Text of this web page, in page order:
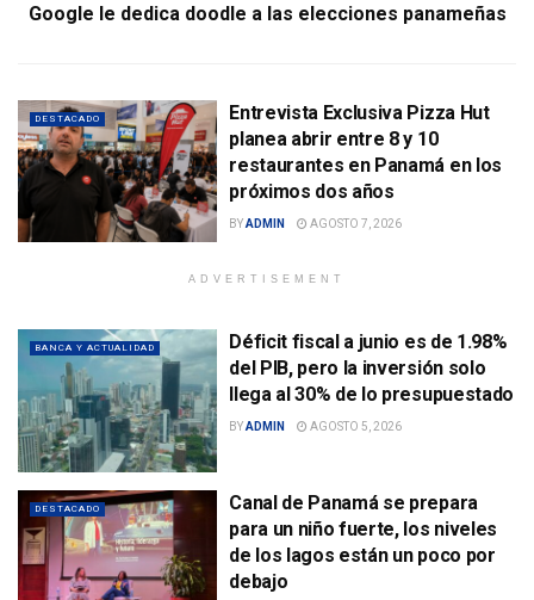
Google le dedica doodle a las elecciones panameñas
DESTACADO
Entrevista Exclusiva Pizza Hut
planea abrir entre 8 y 10
restaurantes en Panamá en los
próximos dos años
BYADMIN AGOSTO 7, 2026
ADVERTISEMENT
BANCA Y ACTUALIDAD
Déficit fiscal a junio es de 1.98%
del PIB, pero la inversión solo
llega al 30% de lo presupuestado
BYADMIN AGOSTO 5, 2026
DESTACADO
Canal de Panamá se prepara
para un niño fuerte, los niveles
de los lagos están un poco por
debajo